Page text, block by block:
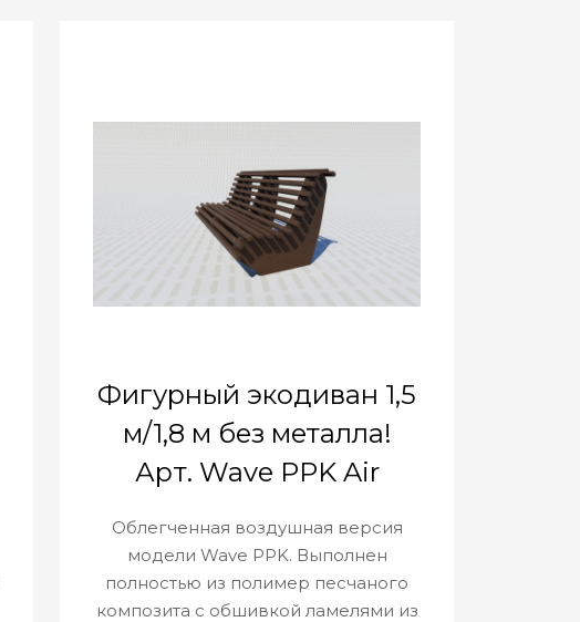
Фигурный экодиван 1,5
м/1,8 м без металла!
Арт. Wave PPK Air
Облегченная воздушная версия
модели Wave PPK. Выполнен
полностью из полимер песчаного
композита с обшивкой ламелями из